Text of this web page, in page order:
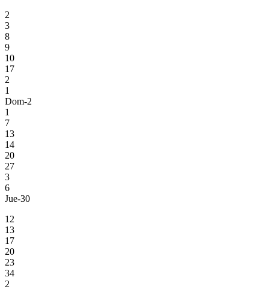
2
3
8
9
10
17
2
1
Dom-2
1
7
13
14
20
27
3
6
Jue-30
12
13
17
20
23
34
2